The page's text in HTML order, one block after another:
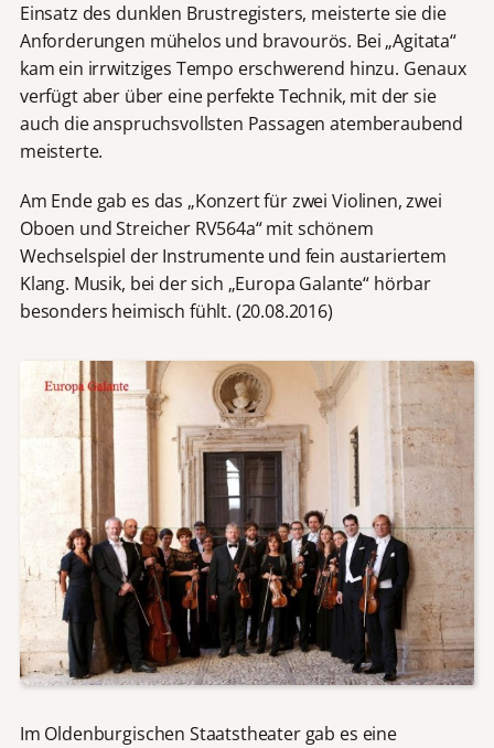
Einsatz des dunklen Brustregisters, meisterte sie die
Anforderungen mühelos und bravourös. Bei „Agitata“
kam ein irrwitziges Tempo erschwerend hinzu. Genaux
verfügt aber über eine perfekte Technik, mit der sie
auch die anspruchsvollsten Passagen atemberaubend
meisterte.
Am Ende gab es das „Konzert für zwei Violinen, zwei
Oboen und Streicher RV564a“ mit schönem
Wechselspiel der Instrumente und fein austariertem
Klang. Musik, bei der sich „Europa Galante“ hörbar
besonders heimisch fühlt. (20.08.2016)
Im Oldenburgischen Staatstheater gab es eine